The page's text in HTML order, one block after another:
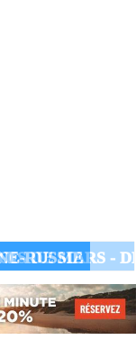
RUSSIE